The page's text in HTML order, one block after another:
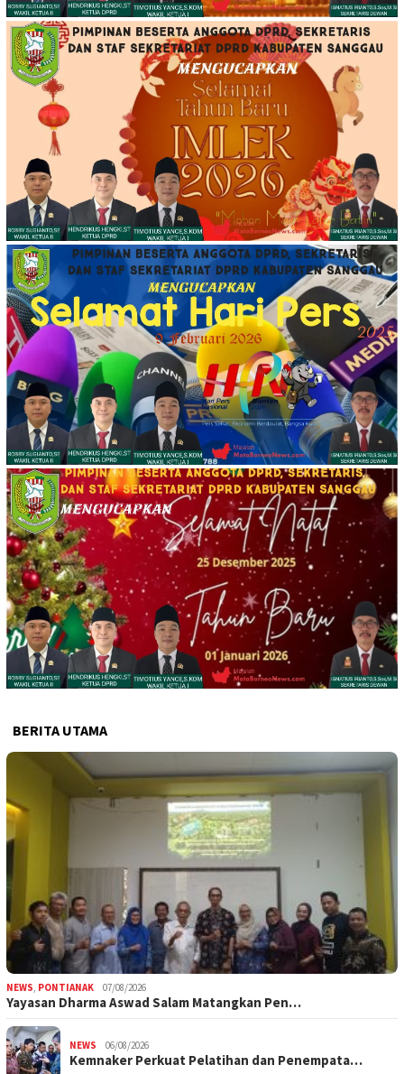
BERITA UTAMA
NEWS, PONTIANAK 07/08/2026
Yayasan Dharma Aswad Salam Matangkan Pen…
NEWS 06/08/2026
Kemnaker Perkuat Pelatihan dan Penempata…